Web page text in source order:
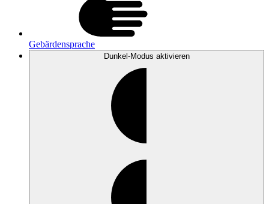
Gebärdensprache
Dunkel-Modus aktivieren